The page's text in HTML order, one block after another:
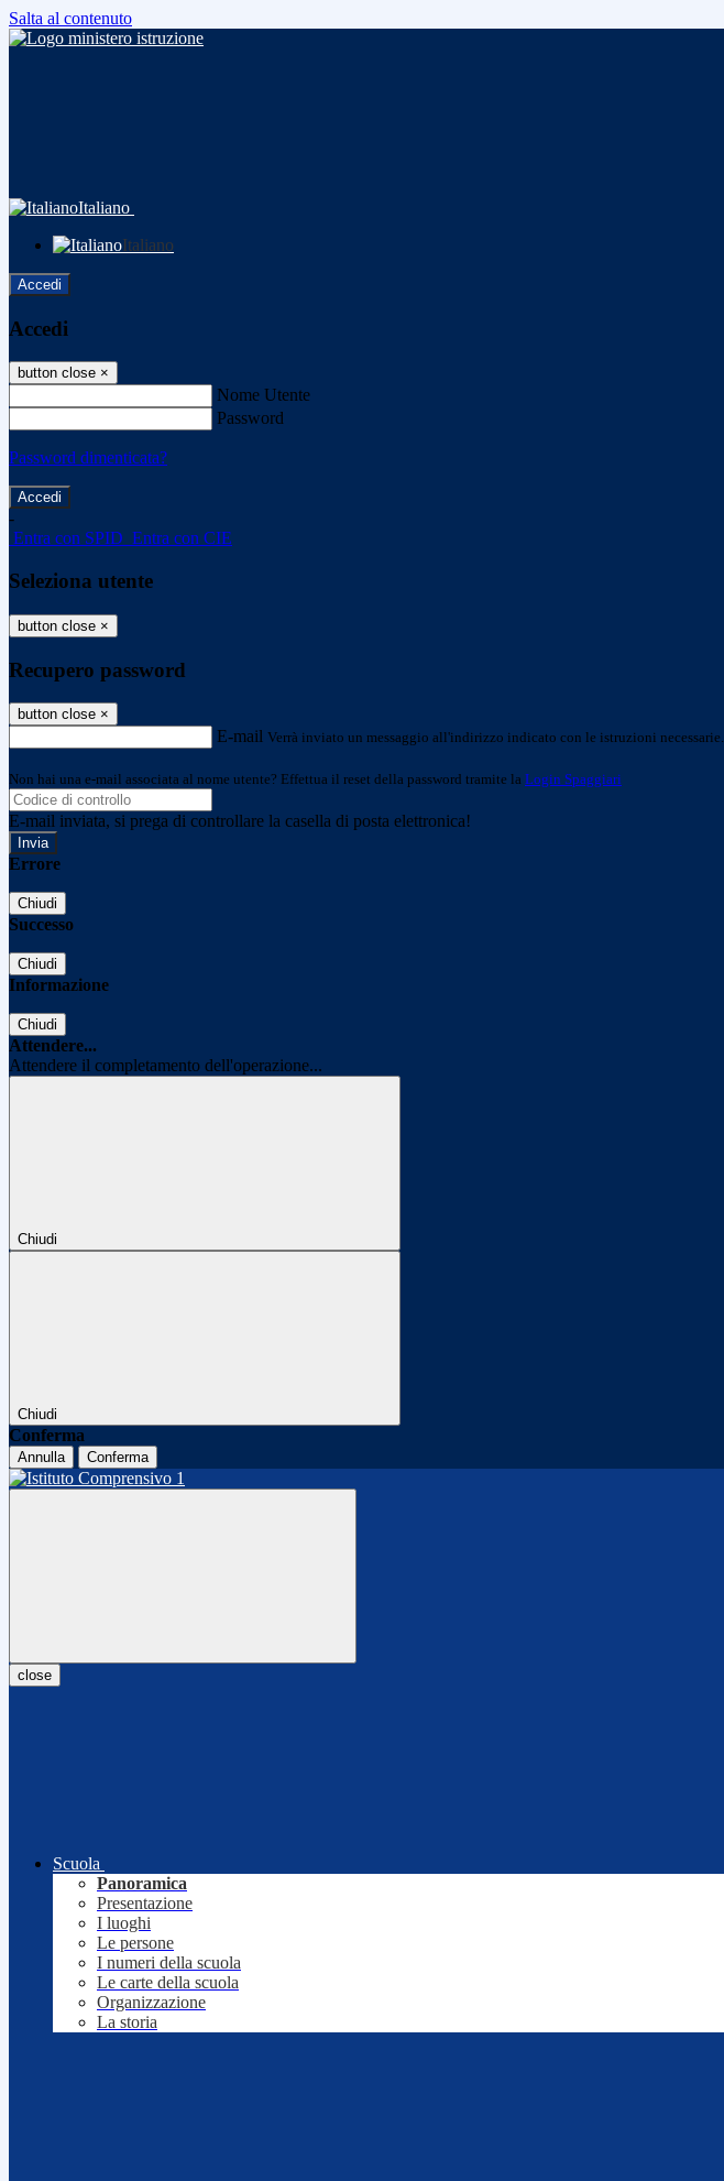
Salta al contenuto
Italiano
Italiano
Accedi
Accedi
button close ×
Nome Utente
Password
Password dimenticata?
-
Entra con SPID Entra con CIE
Seleziona utente
button close ×
Recupero password
button close ×
E-mail Verrà inviato un messaggio all'indirizzo indicato con le istruzioni necessarie.
Non hai una e-mail associata al nome utente? Effettua il reset della password tramite la Login Spaggiari
E-mail inviata, si prega di controllare la casella di posta elettronica!
Errore
Chiudi
Successo
Chiudi
Informazione
Chiudi
Attendere...
Attendere il completamento dell'operazione...
Chiudi
Chiudi
Conferma
Annulla Conferma
close
Scuola
Panoramica
Presentazione
I luoghi
Le persone
I numeri della scuola
Le carte della scuola
Organizzazione
La storia